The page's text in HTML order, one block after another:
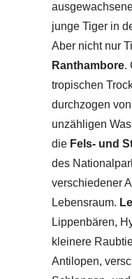
junge Tiger in
Aber nicht nur
Ranthambore.
tropischen
durchzogen
unzähligen
die Fels- und
des
verschiedener
Lebensraum.
Lippenbären,
kleinere
Antilopen,